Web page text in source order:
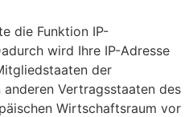
die Funktion IP-
wird Ihre IP-Adresse
der
Vertragsstaaten des
Wirtschaftsraum vor